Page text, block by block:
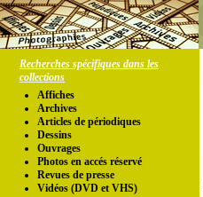
Recherches spécifiques dans les
collections
Affiches
Archives
Articles de périodiques
Dessins
Ouvrages
Photos en accés réservé
Revues de presse
Vidéos (DVD et VHS)